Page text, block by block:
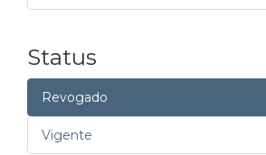
Status
Revogado
Vigente